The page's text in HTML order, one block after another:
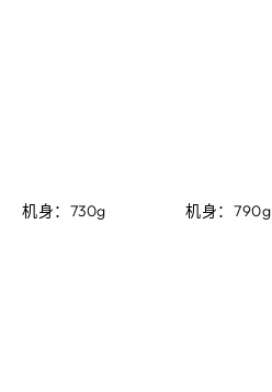
机身：730g 机身：790g